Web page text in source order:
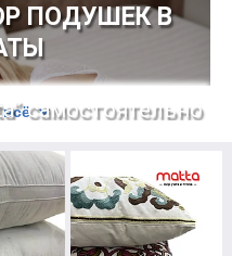
ПОДУШЕК В
самостоятельно
напрямую с
у нас вы
оптом и в
цене.
всё